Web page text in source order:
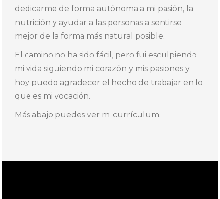
dedicarme de forma autónoma a mi pasión, la
nutrición y ayudar a las personas a sentirse
mejor de la forma más natural posible.
El camino no ha sido fácil, pero fui esculpiendo
mi vida siguiendo mi corazón y mis pasiones y
hoy puedo agradecer el hecho de trabajar en lo
que es mi vocación.
Más abajo puedes ver mi currículum.